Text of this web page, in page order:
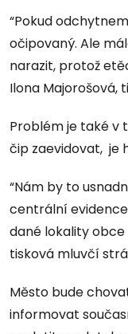
“Pokud
očipovaný. Ale
narazit, protož
Ilona Majorošová,
Problém je také v
čip zaevidovat, je
“Nám by to
centrální
dané lokality obce
tisková mluvčí
Město bude
informovat